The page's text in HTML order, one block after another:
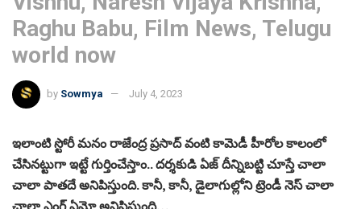
Raghu Babu, Film News, Telugu
world now
by Sowmya July 4, 2023
ఇలాంటి స్టోరీ మ‌నం రాజేంద్ర ప్ర‌సాద్ వంటి కామెడీ హీరోల కాలంలో
చేసిన‌ట్టుగా ఇట్టే గుర్తించేస్తాం.. ద‌ర్శ‌కుడి ఏజ్ దీన్నిబ‌ట్టి చూస్తే చాలా
చాలా పాత‌దే అనిపిస్తుంది. కానీ, కానీ, డైలాగుల్లోని ట్రెండీ నెస్ చాలా